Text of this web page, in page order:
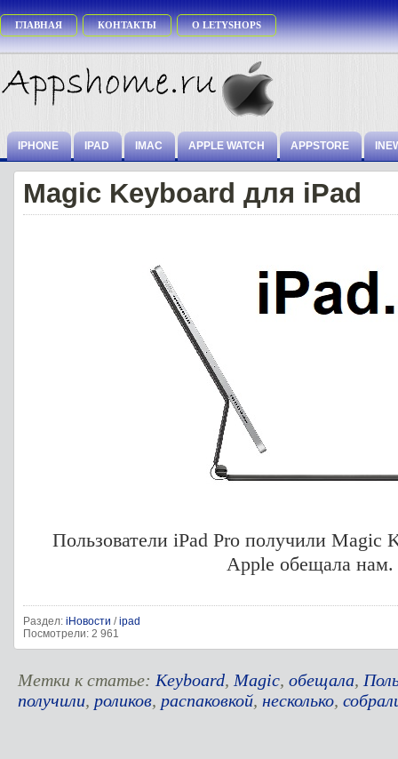
ГЛАВНАЯ КОНТАКТЫ О LETYSHOPS
IPHONE IPAD IMAC APPLE WATCH APPSTORE
Magic Keyboard для iPad
Пользователи iPad Pro получили Magic
Apple обещала нам.
Раздел: iНовости /ipad
Посмотрели: 2 961
Метки к статье: Keyboard, Magic, обещала,
получили, роликов, распаковкой, несколько,